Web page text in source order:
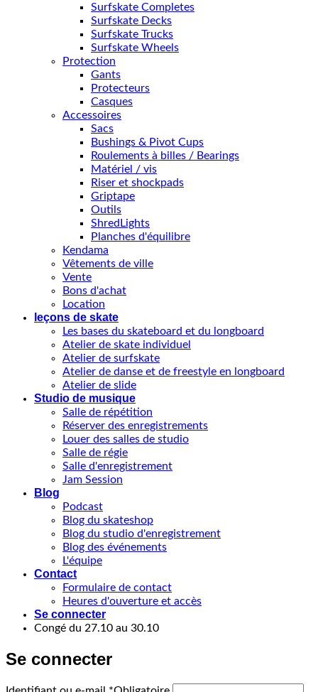
Surfskate Completes
Surfskate Decks
Surfskate Trucks
Surfskate Wheels
Protection
Gants
Protecteurs
Casques
Accessoires
Sacs
Bushings & Pivot Cups
Roulements à billes / Bearings
Matériel / vis
Riser et shockpads
Griptape
Outils
ShredLights
Planches d'équilibre
Kendama
Vêtements de ville
Vente
Bons d'achat
Location
leçons de skate
Les bases du skateboard et du longboard
Atelier de skate individuel
Atelier de surfskate
Atelier de danse et de freestyle en longboard
Atelier de slide
Studio de musique
Salle de répétition
Réserver des enregistrements
Louer des salles de studio
Salle de régie
Salle d'enregistrement
Jam Session
Blog
Podcast
Blog du skateshop
Blog du studio d'enregistrement
Blog des événements
L'équipe
Contact
Formulaire de contact
Heures d'ouverture et accès
Se connecter
Congé du 27.10 au 30.10
Se connecter